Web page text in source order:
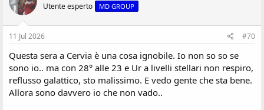
Utente esperto MD GROUP
11 Jul 2026 #70
Questa sera a Cervia è una cosa ignobile. Io non so so se
sono io.. ma con 28° alle 23 e Ur a livelli stellari non respiro,
reflusso galattico, sto malissimo. E vedo gente che sta bene.
Allora sono davvero io che non vado..